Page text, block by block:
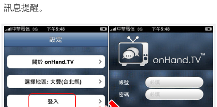
訊息提醒。